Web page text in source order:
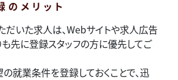
のメリット
いた求人は、Webサイトや求人広告
先に登録スタッフの方に優先してご
就業条件を登録しておくことで、迅